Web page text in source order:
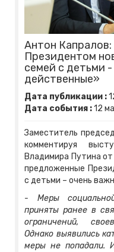
Антон
Президентом
семей с детьми
действенные»
Дата публикации :
Дата события :12
Заместитель
комментируя
Владимира Путина от
предложенные
с детьми – очень
- Меры
приняты ранее в
ограничений,
Однако выявились
меры не попадали.